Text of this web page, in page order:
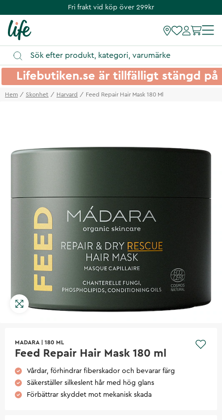
Fri frakt vid köp över 299kr
Lifebutiken.se är tillfälligt stängd
Hem Skonhet Harvard Feed Repair Hair Mask 180 Ml
MADARA 180 ML
Feed Repair Hair Mask 180 ml
Vårdar, förhindrar fiberskador och bevarar färg
Säkerställer silkeslent hår med hög glans
Förbättrar skyddet mot mekanisk skada